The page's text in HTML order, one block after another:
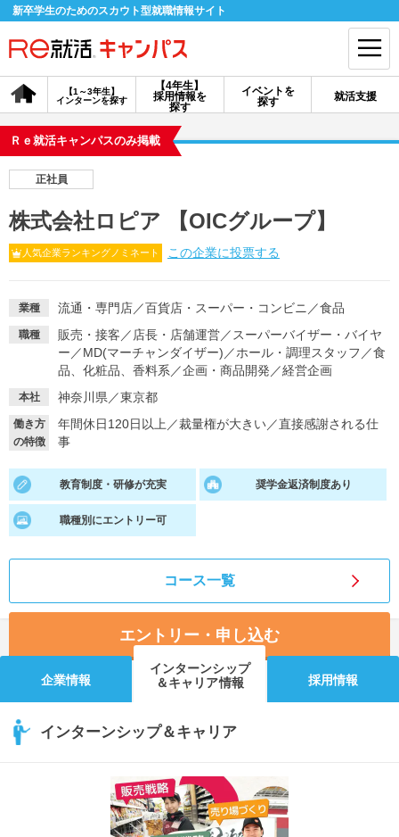
新卒学生のためのスカウト型就職情報サイト
【4年生】
採用情報を
探す
【1～3年生】
インターンを探す
イベントを
探す
就活支援
会員登録 ログイン
探す
【4年生】
採用情報を探す
【4年生】
イベントを探す スカウト お知らせ
就活支援 就活コラム
あなたに合う仕事を診断！
就活ニュースペーパー よくある質問
Ｒｅ就活キャンパスのみ掲載
正社員
株式会社ロピア 【OICグループ】
人気企業ランキングノミネート この企業に投票する
業種 流通・専門店／百貨店・スーパー・コンビニ ／食品
職種 販売・接客 ／ 店長・店舗運営／ スーパーバイザー・バイヤ
ー ／MD(マーチャンダイザー) ／ホール・調理スタッフ ／食
品、化粧品、香料系 ／企画・商品開発 ／経営企画
本社 神奈川県／東京都
働き方
の特徴
年間休日120日以上 ／裁量権が大きい／直接感謝される仕
事
教育制度・研修が充実 奨学金返済制度あり
職種別にエントリー可
コース一覧
エントリー・申し込む
企業情報
インターンシップ
＆キャリア情報
採用情報
インターンシップ＆キャリア